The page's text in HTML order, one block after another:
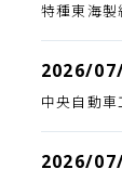
特種東海製
2026/
中央自動車
2026/